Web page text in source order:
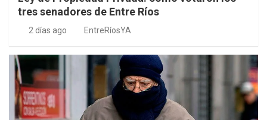
tres senadores de Entre Ríos
2 días ago EntreRíosYA